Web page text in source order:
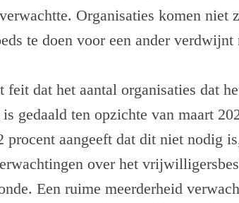
Organisaties komen niet
te doen voor een ander verdwijnt
dat het aantal organisaties dat
gedaald ten opzichte van maart
aangeeft dat dit niet nodig
over het
Een ruime meerderheid